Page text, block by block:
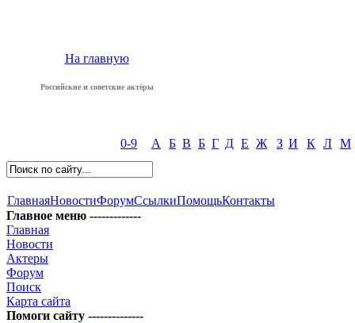
На главную
Российские и советские актёры
0-9 А Б В Б Г Д Е Ж З И К Л М
ГлавнаяНовостиФорумСсылкиПомощьКонтакты
Главное меню -------------
Главная
Новости
Актеры
Форум
Поиск
Карта сайта
Помоги сайту --------------